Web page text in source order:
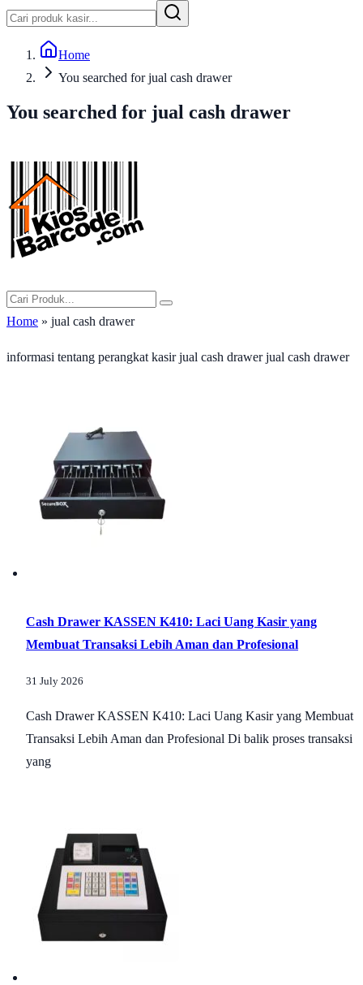
Home
You searched for jual cash drawer
You searched for jual cash drawer
Home » jual cash drawer
informasi tentang perangkat kasir jual cash drawer jual cash drawer
Cash Drawer KASSEN K410: Laci Uang Kasir yang
Membuat Transaksi Lebih Aman dan Profesional
31 July 2026
Cash Drawer KASSEN K410: Laci Uang Kasir yang Membuat
Transaksi Lebih Aman dan Profesional Di balik proses transaksi
yang